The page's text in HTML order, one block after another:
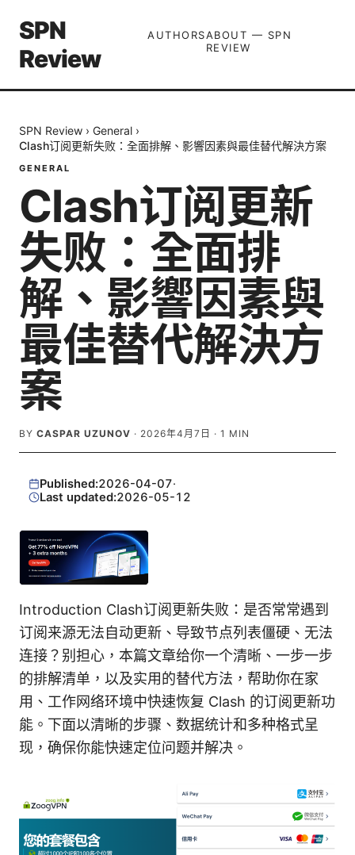
SPN
Review
AUTHORSABOUT — SPN
REVIEW
SPN Review › General ›
Clash订阅更新失败：全面排解、影響因素與最佳替代解決方案
GENERAL
Clash订阅更新
失败：全面排
解、影響因素與
最佳替代解決方
案
BY CASPAR UZUNOV · 2026年4月7日 · 1 MIN
Published:2026-04-07·
Last updated:2026-05-12
Introduction Clash订阅更新失败：是否常常遇到
订阅来源无法自动更新、导致节点列表僵硬、无法
连接？别担心，本篇文章给你一个清晰、一步一步
的排解清单，以及实用的替代方法，帮助你在家
用、工作网络环境中快速恢复 Clash 的订阅更新功
能。下面以清晰的步骤、数据统计和多种格式呈
现，确保你能快速定位问题并解决。